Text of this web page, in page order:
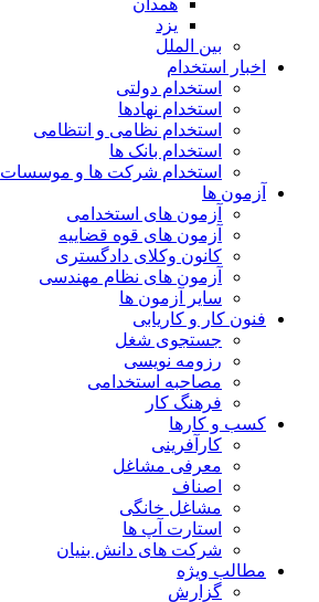
همدان
یزد
بین الملل
اخبار استخدام
استخدام دولتی
استخدام نهادها
استخدام نظامی و انتظامی
استخدام بانک ها
استخدام شرکت ها و موسسات
آزمون ها
آزمون های استخدامی
آزمون های قوه قضاییه
کانون وکلای دادگستری
آزمون های نظام مهندسی
سایر آزمون ها
فنون کار و کاریابی
جستجوی شغل
رزومه نویسی
مصاحبه استخدامی
فرهنگ کار
کسب و کارها
کارآفرینی
معرفی مشاغل
اصناف
مشاغل خانگی
استارت آپ ها
شرکت های دانش بنیان
مطالب ویژه
گزارش